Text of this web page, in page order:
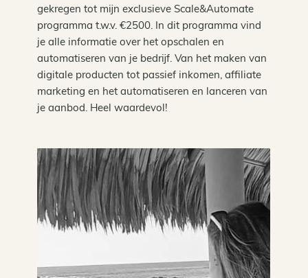
gekregen tot mijn exclusieve Scale&Automate
programma t.w.v. €2500. In dit programma vind
je alle informatie over het opschalen en
automatiseren van je bedrijf. Van het maken van
digitale producten tot passief inkomen, affiliate
marketing en het automatiseren en lanceren van
je aanbod. Heel waardevol!